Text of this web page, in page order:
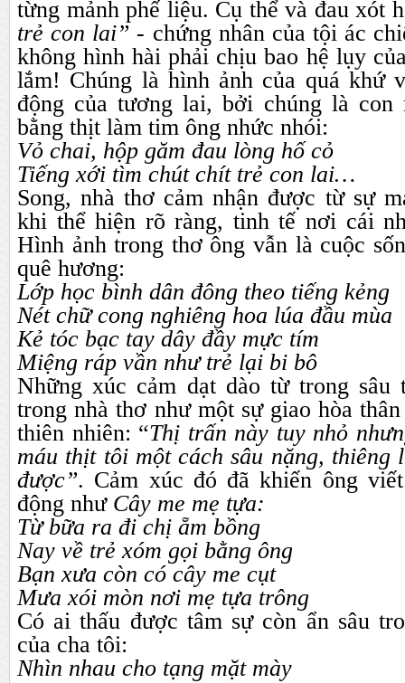
từng mảnh phế liệu. Cụ thể và đau xót
trẻ con lai” - chứng nhân của tội ác
không hình hài phải chịu bao hệ lụy
lắm! Chúng là hình ảnh của quá khứ
động của tương lai, bởi chúng là con
bằng thịt làm tim ông nhức nhói:
Vỏ chai, hộp găm đau lòng hố cỏ
Tiếng xới tìm chút chít trẻ con lai…
Song, nhà thơ cảm nhận được từ sự
khi thể hiện rõ ràng, tinh tế nơi cái
Hình ảnh trong thơ ông vẫn là cuộc
quê hương:
Lớp học bình dân đông theo tiếng kẻng
Nét chữ cong nghiêng hoa lúa đầu mùa
Kẻ tóc bạc tay dây đầy mực tím
Miệng ráp vần như trẻ lại bi bô
Những xúc cảm dạt dào từ trong sâu
trong nhà thơ như một sự giao hòa
thiên nhiên: “Thị trấn này tuy nhỏ
máu thịt tôi một cách sâu nặng, thiêng
được”. Cảm xúc đó đã khiến ông
động như Cây me mẹ tựa:
Từ bữa ra đi chị ẵm bồng
Nay về trẻ xóm gọi bằng ông
Bạn xưa còn có cây me cụt
Mưa xói mòn nơi mẹ tựa trông
Có ai thấu được tâm sự còn ẩn sâu
của cha tôi:
Nhìn nhau cho tạng mặt mày